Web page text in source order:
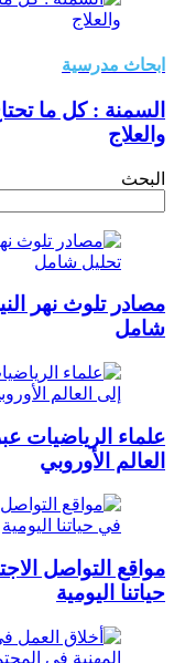
ابحاث مدرسية
السمنة : كل ما
والعلاج
البحث
مصادر تلوث نهر
شامل
علماء الرياضيات
العالم الأوروبي
مواقع التواصل
حياتنا اليومية